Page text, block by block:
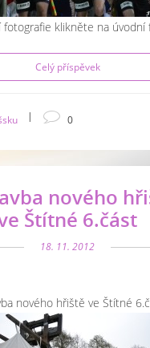
fotografie klikněte na úvodní
Celý příspěvek
| 0
nového
Štítné 6.část
18. 11. 2012
nového hřiště ve Štítné